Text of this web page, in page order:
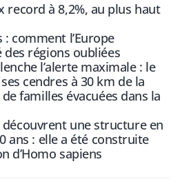
record à 8,2%, au plus haut
comment l’Europe
régions oubliées
l’alerte maximale : le
cendres à 30 km de la
familles évacuées dans la
découvrent une structure en
ans : elle a été construite
d’Homo sapiens